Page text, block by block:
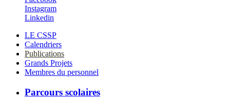
Instagram
Linkedin
LE CSSP
Calendriers
Publications
Grands Projets
Membres du personnel
Parcours scolaires